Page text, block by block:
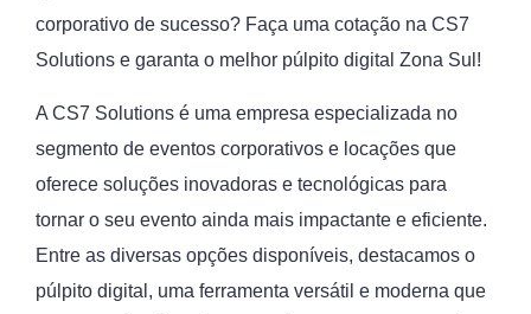
corporativo de sucesso? Faça uma cotação na CS7
Solutions e garanta o melhor púlpito digital Zona Sul!
A CS7 Solutions é uma empresa especializada no
segmento de eventos corporativos e locações que
oferece soluções inovadoras e tecnológicas para
tornar o seu evento ainda mais impactante e eficiente.
Entre as diversas opções disponíveis, destacamos o
púlpito digital, uma ferramenta versátil e moderna que